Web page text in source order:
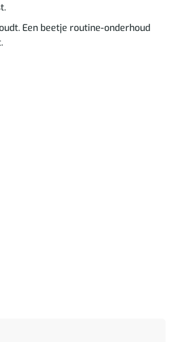
Een beetje routine-onderhoud